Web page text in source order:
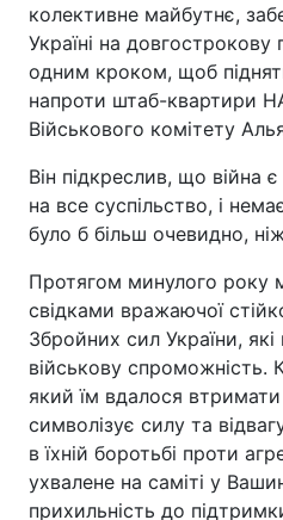
колективне майбутнє,
Україні на
одним кроком, щоб
напроти штаб-квартири
Військового комітету
Він підкреслив, що війна
на все суспільство, і
було б більш очевидно, ніж
Протягом минулого року
свідками вражаючої
Збройних сил України,
військову спроможність.
який їм вдалося втримати
символізує силу та
в їхній боротьбі проти
ухвалене на саміті у
прихильність до